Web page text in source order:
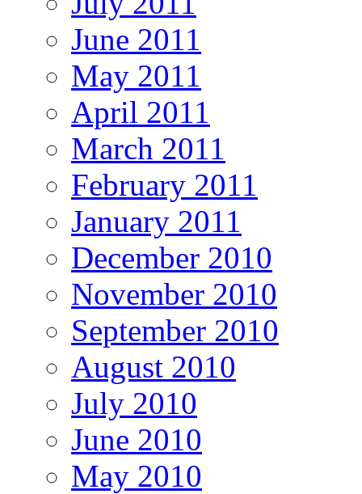
June 2011
May 2011
April 2011
March 2011
February 2011
January 2011
December 2010
November 2010
September 2010
August 2010
July 2010
June 2010
May 2010